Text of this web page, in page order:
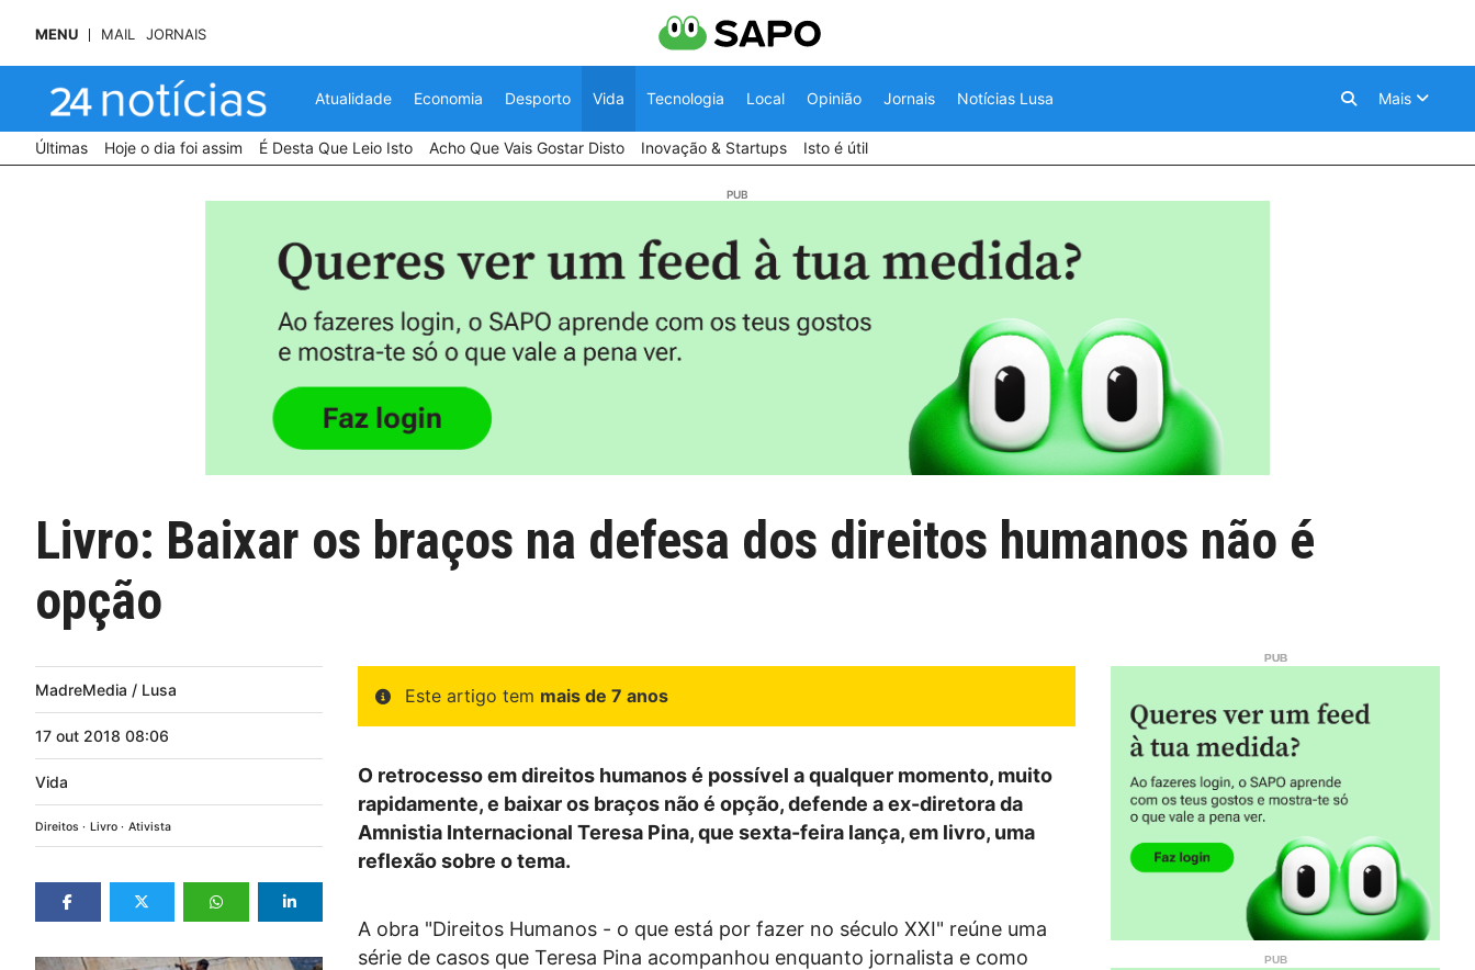
MENU MAIL JORNAIS
Atualidade Economia Desporto Vida Tecnologia Local Opinião Jornais Notícias Lusa Mais
Últimas Hoje o dia foi assim É Desta Que Leio Isto Acho Que Vais Gostar Disto Inovação & Startups Isto é útil
Livro: Baixar os braços na defesa dos direitos humanos não é
opção
MadreMedia / Lusa
17 out 2018 08:06
Vida
Direitos Livro Ativista
Este artigo tem mais de 7 anos
O retrocesso em direitos humanos é possível a qualquer momento, muito
rapidamente, e baixar os braços não é opção, defende a ex-diretora da
Amnistia Internacional Teresa Pina, que sexta-feira lança, em livro, uma
reflexão sobre o tema.
A obra "Direitos Humanos - o que está por fazer no século XXI" reúne uma
série de casos que Teresa Pina acompanhou enquanto jornalista e como